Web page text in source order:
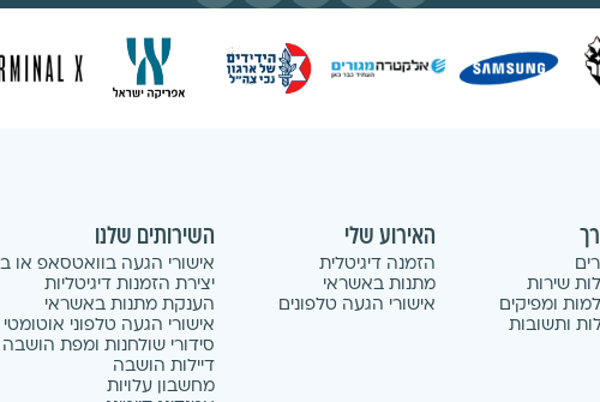
שירות
ומפיקים
ותשובות
האירוע שלי
הזמנה דיגיטלית
מתנות באשראי
אישורי הגעה טלפונים
השירותים שלנו
אישורי הגעה בוואטסאפ או
יצירת הזמנות דיגיטליות
הענקת מתנות באשראי
אישורי הגעה טלפוני אוטומטי
סידורי שולחנות ומפת הושבה
דיילות הושבה
מחשבון עלויות